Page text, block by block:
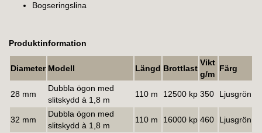
Bogseringslina
Produktinformation
Diameter Modell Längd Brottlast
Vikt
g/m
Färg
28 mm
Dubbla ögon med
slitskydd à 1,8 m
110 m 12500 kp 350 Ljusgrön
32 mm
Dubbla ögon med
slitskydd à 1,8 m
110 m 16000 kp 460 Ljusgrön